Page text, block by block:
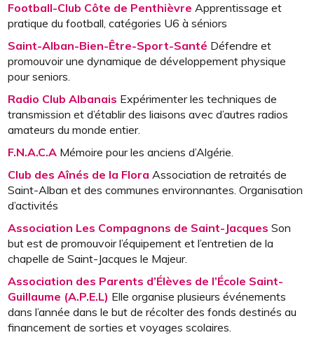
Football-Club Côte de Penthièvre Apprentissage et
pratique du football, catégories U6 à séniors
Saint-Alban-Bien-Être-Sport-Santé Défendre et
promouvoir une dynamique de développement physique
pour seniors.
Radio Club Albanais Expérimenter les techniques de
transmission et d’établir des liaisons avec d’autres radios
amateurs du monde entier.
F.N.A.C.A Mémoire pour les anciens d’Algérie.
Club des Aînés de la Flora Association de retraités de
Saint-Alban et des communes environnantes. Organisation
d’activités
Association Les Compagnons de Saint-Jacques Son
but est de promouvoir l’équipement et l’entretien de la
chapelle de Saint-Jacques le Majeur.
Association des Parents d’Élèves de l’École Saint-
Guillaume (A.P.E.L) Elle organise plusieurs événements
dans l’année dans le but de récolter des fonds destinés au
financement de sorties et voyages scolaires.